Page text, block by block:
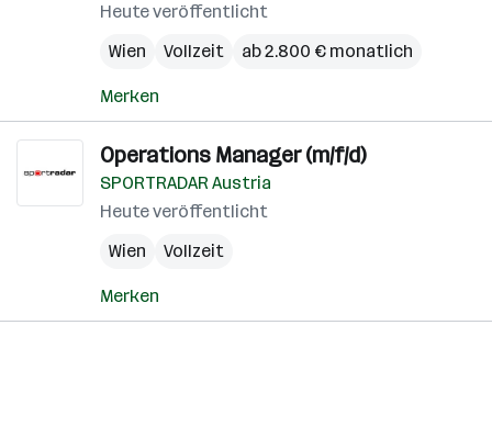
Heute veröffentlicht
Wien
Vollzeit ab 2.800 € monatlich
Merken
Operations Manager (m/f/d)
SPORTRADAR Austria
Heute veröffentlicht
Wien
Vollzeit
Merken